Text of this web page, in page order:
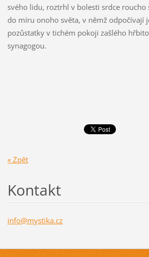
svého lidu, roztrhl v bolesti srdce roucho
do míru onoho světa, v němž odpočívají
pozůstatky v tichém pokoji zašlého
synagogou.
« Zpět
Kontakt
info@mystika.cz